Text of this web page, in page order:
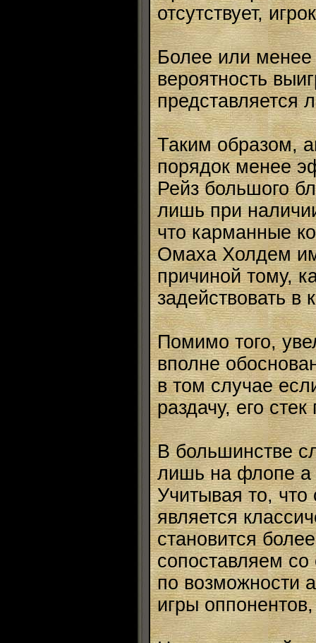
отсутствует,
Более или менее
вероятность
представляется
Таким образом,
порядок менее
Рейз большого
лишь при
что карманные
Омаха Холдем
причиной тому,
задействовать
Помимо того,
вполне
в том случае
раздачу, его
В большинстве
лишь на флопе а
Учитывая то,
является
становится
сопоставляем
по возможности
игры